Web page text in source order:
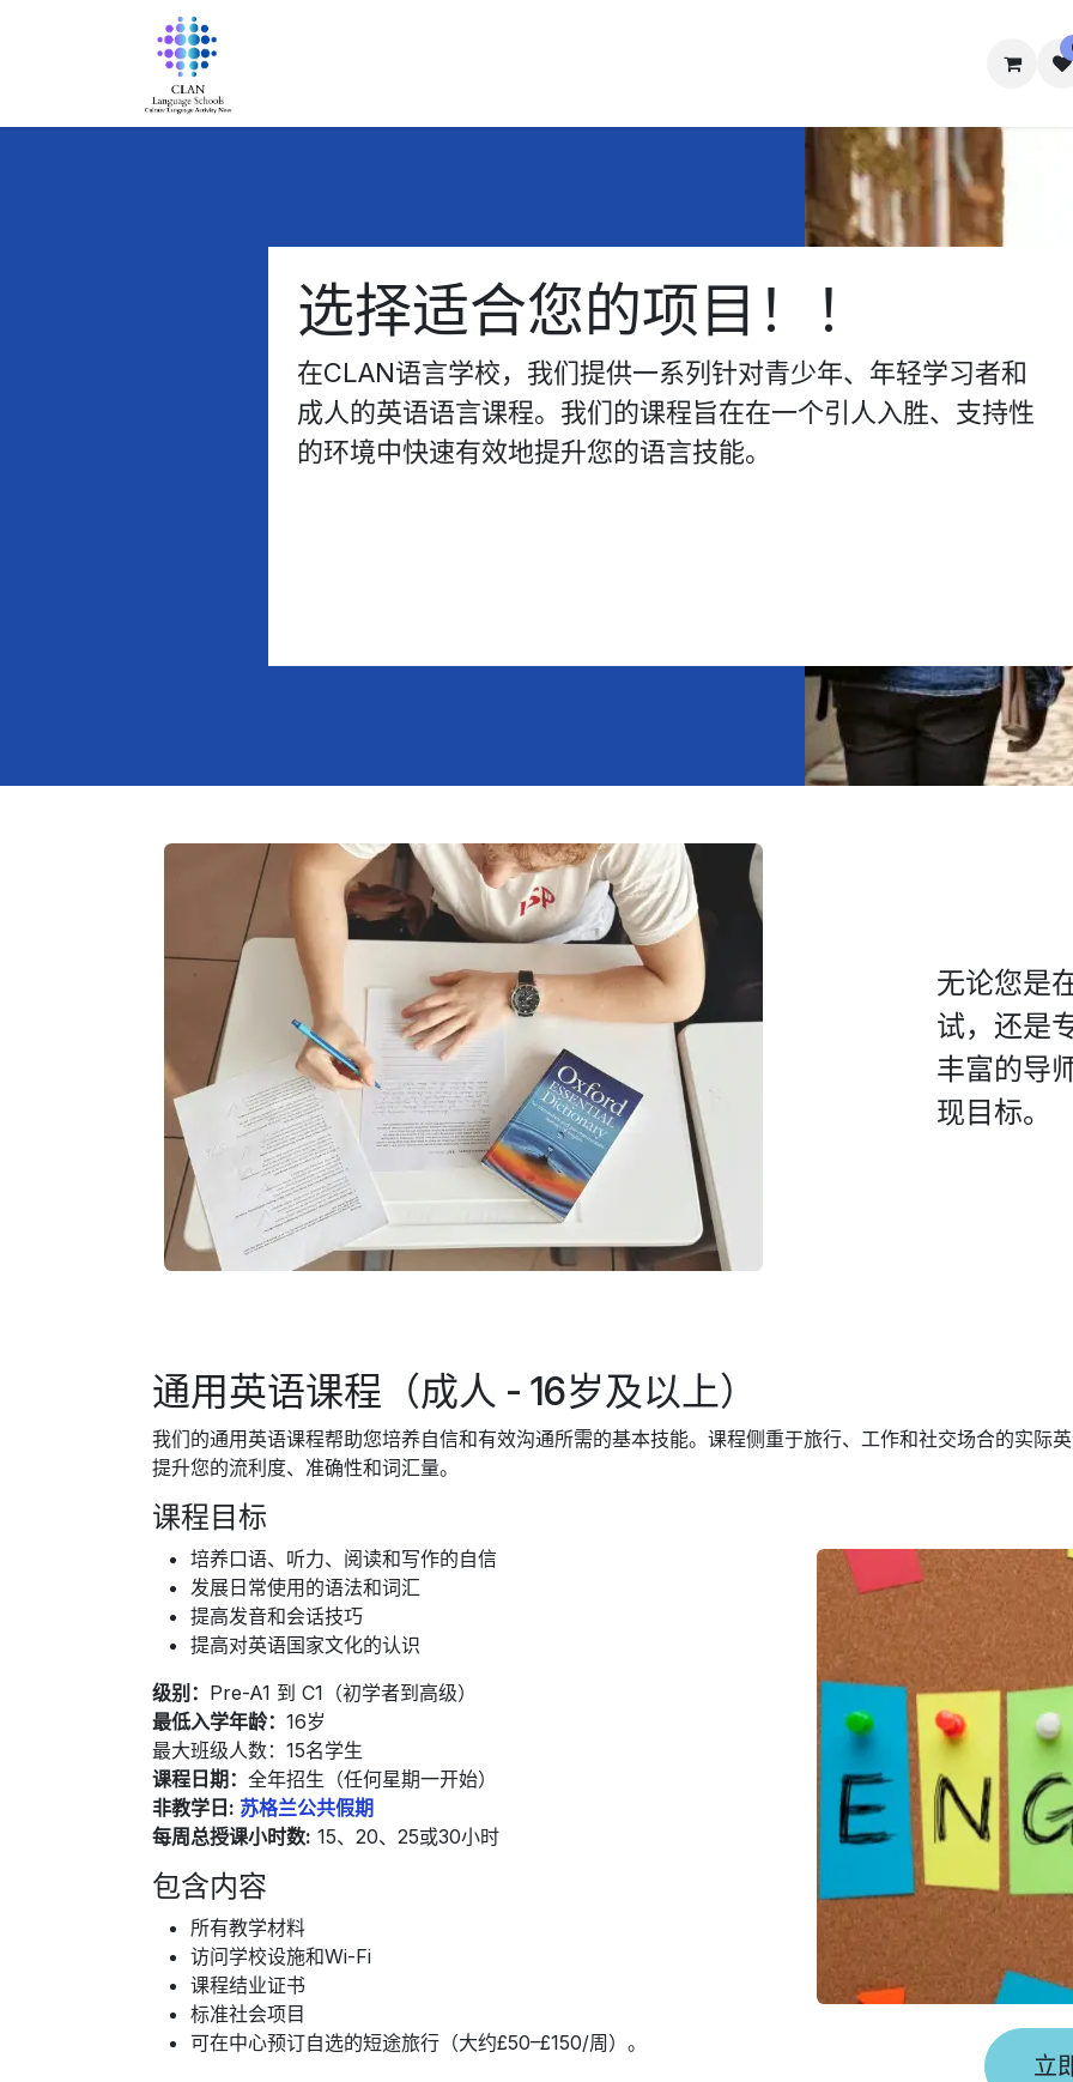
选择适合您的项目！！​
在CLAN语言学校，我们提供一系列针对青少年、年轻学习者和
成人的英语语言课程。我们的课程旨在在一个引人入胜、支持性
的环境中快速有效地提升您的语言技能。
无论您是
试，还是
丰富的导
现目标。
通用英语课程（成人 - 16岁及以上）
我们的通用英语课程帮助您培养自信和有效沟通所需的基本技能。课程侧重于旅行、工作和社交场合的实际
提升您的流利度、准确性和词汇量。
课程目标
培养口语、听力、阅读和写作的自信
发展日常使用的语法和词汇
提高发音和会话技巧
提高对英语国家文化的认识
级别： Pre-A1 到 C1（初学者到高级）
最低入学年龄： 16岁
最大班级人数：15名学生
课程日期： 全年招生（任何星期一开始）
非教学日: 苏格兰公共假期
每周总授课小时数: 15、20、25或30小时
包含内容
所有教学材料
访问学校设施和Wi-Fi
课程结业证书
标准社会项目
可在中心预订自选的短途旅行（大约£50–£150/周）。
立